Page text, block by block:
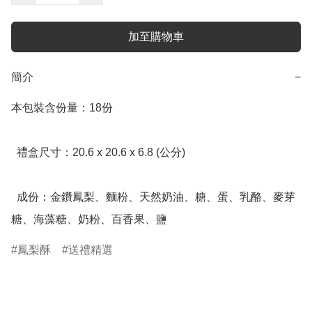
加至購物車
簡介 −
本包裝含份量：18份
糖、海藻糖、奶粉、百香果、鹽
鳳梨酥 送禮精選